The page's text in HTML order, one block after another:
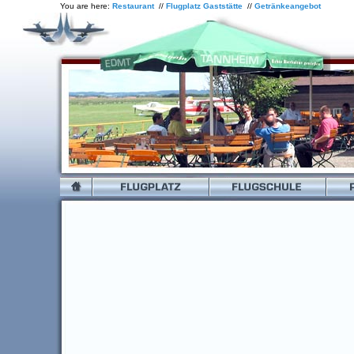
You are here: Restaurant// Flugplatz Gaststätte // Getränkeangebot